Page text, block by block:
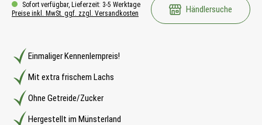
Einmaliger Kennenlernpreis!
Mit extra frischem Lachs
Ohne Getreide/Zucker
Hergestellt im Münsterland
Sofort verfügbar, Lieferzeit: 3-5 Werktage
Preise inkl. MwSt. ggf. zzgl. Versandkosten
Händlersuche